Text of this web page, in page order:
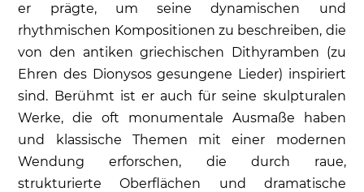
er prägte, um seine dynamischen und
rhythmischen Kompositionen zu beschreiben, die
von den antiken griechischen Dithyramben (zu
Ehren des Dionysos gesungene Lieder) inspiriert
sind. Berühmt ist er auch für seine skulpturalen
Werke, die oft monumentale Ausmaße haben
und klassische Themen mit einer modernen
Wendung erforschen, die durch raue,
strukturierte Oberflächen und dramatische